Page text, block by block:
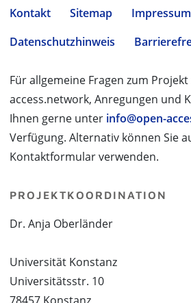
Kontakt Sitemap
Impressum
Datenschutzhinweis
Für allgemeine Fragen zum
access.network, Anregungen und
Ihnen gerne unter info@open-
Verfügung. Alternativ können Sie
Kontaktformular verwenden.
PROJEKTKOORDINATION
Dr. Anja Oberländer
Universität Konstanz
Universitätsstr. 10